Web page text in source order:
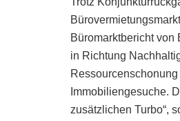
Büromarktbericht von
in Richtung
Immobiliengesuche.
zusätzlichen Turbo“,